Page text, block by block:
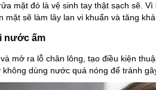
mặt đó là vệ sinh tay thật sạch sẽ.
mặt sẽ làm lây lan vi khuẩn và tăng
nước ấm
mở ra lỗ chân lông, tạo điều kiện
dùng nước quá nóng để tránh